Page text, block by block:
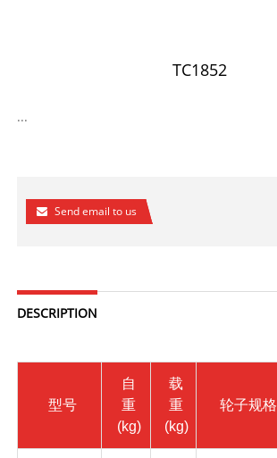
TC1852
...
Send email to us
DESCRIPTION
型号
自
重
(kg)
载
重
(kg)
轮子规格